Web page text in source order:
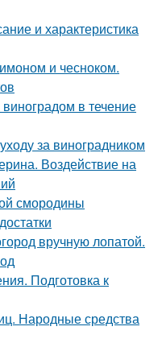
и характеристика
и чесноком.
в течение
за виноградником
Воздействие на
смородины
вручную лопатой.
Подготовка к
Народные средства